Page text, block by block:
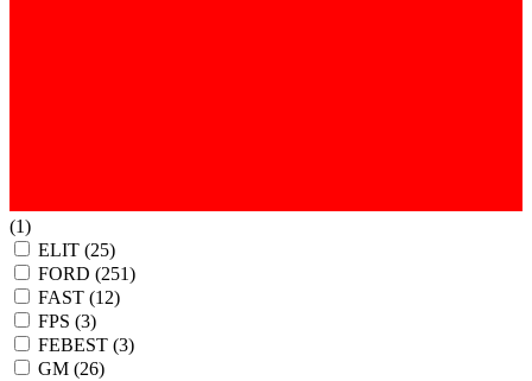
(1)
ELIT (25)
FORD (251)
FAST (12)
FPS (3)
FEBEST (3)
GM (26)